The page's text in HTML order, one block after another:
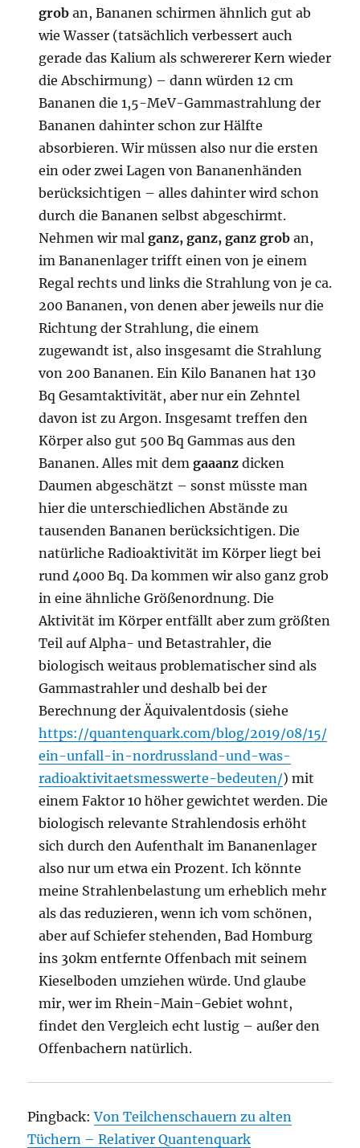
grob an, Bananen schirmen ähnlich gut ab
wie Wasser (tatsächlich verbessert auch
gerade das Kalium als schwererer Kern wieder
die Abschirmung) – dann würden 12 cm
Bananen die 1,5-MeV-Gammastrahlung der
Bananen dahinter schon zur Hälfte
absorbieren. Wir müssen also nur die ersten
ein oder zwei Lagen von Bananenhänden
berücksichtigen – alles dahinter wird schon
durch die Bananen selbst abgeschirmt.
Nehmen wir malganz, ganz, ganz grob an,
im Bananenlager trifft einen von je einem
Regal rechts und links die Strahlung von je ca.
200 Bananen, von denen aber jeweils nur die
Richtung der Strahlung, die einem
zugewandt ist, also insgesamt die Strahlung
von 200 Bananen. Ein Kilo Bananen hat 130
Bq Gesamtaktivität, aber nur ein Zehntel
davon ist zu Argon. Insgesamt treffen den
Körper also gut 500 Bq Gammas aus den
Bananen. Alles mit demgaaanz dicken
Daumen abgeschätzt – sonst müsste man
hier die unterschiedlichen Abstände zu
tausenden Bananen berücksichtigen. Die
natürliche Radioaktivität im Körper liegt bei
rund 4000 Bq. Da kommen wir also ganz grob
in eine ähnliche Größenordnung. Die
Aktivität im Körper entfällt aber zum größten
Teil auf Alpha- und Betastrahler, die
biologisch weitaus problematischer sind als
Gammastrahler und deshalb bei der
Berechnung der Äquivalentdosis (siehe
https://quantenquark.com/blog/2019/08/15/
ein-unfall-in-nordrussland-und-was-
radioaktivitaetsmesswerte-bedeuten/) mit
einem Faktor 10 höher gewichtet werden. Die
biologisch relevante Strahlendosis erhöht
sich durch den Aufenthalt im Bananenlager
also nur um etwa ein Prozent. Ich könnte
meine Strahlenbelastung um erheblich mehr
als das reduzieren, wenn ich vom schönen,
aber auf Schiefer stehenden, Bad Homburg
ins 30km entfernte Offenbach mit seinem
Kieselboden umziehen würde. Und glaube
mir, wer im Rhein-Main-Gebiet wohnt,
findet den Vergleich echt lustig – außer den
Offenbachern natürlich.
Pingback:Von Teilchenschauern zu alten
Tüchern – Relativer Quantenquark